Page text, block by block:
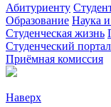
Абитуриенту
Образование Наука
Студенческая жизнь
Студенческий портал
Приёмная комиссия
Наверх